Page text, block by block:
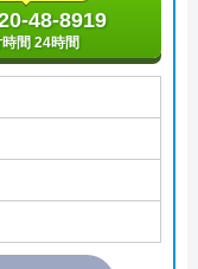
48-8919
間 24時間